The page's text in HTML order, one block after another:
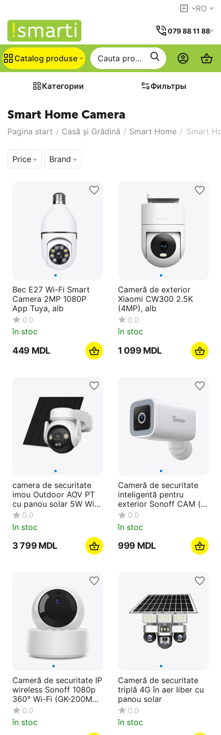
RO
079 88 11 88
Catalog produse
Категории Фильтры
Smart Home Camera
Pagina start / Casă și Grădină / Smart Home / Smart
Price Brand
Bec E27 Wi-Fi Smart
Camera 2MP 1080P
App Tuya, alb
0.0
în stoc
‍449‍ MDL
Cameră de exterior
Xiaomi CW300 2.5K
(4MP), alb
0.0
în stoc
1 099 MDL
camera de securitate
imou Outdoor AOV PT
cu panou solar 5W Wi-
Fi+4G 3K 5MP, alb
0.0
în stoc
3 799 MDL
Cameră de securitate
inteligentă pentru
exterior Sonoff CAM (
CAM-B1P)
0.0
în stoc
‍999‍ MDL
Cameră de securitate IP
wireless Sonoff 1080p
360° Wi-Fi (GK-200MP2
-B)0.0
în stoc
Cameră de securitate
triplă 4G în aer liber cu
panou solar
0.0
în stoc